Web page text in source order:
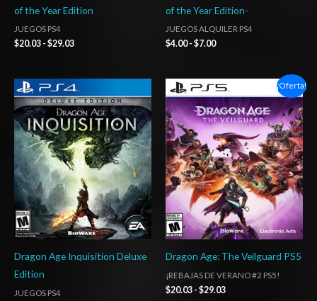
of the Year Edition
JUEGOS PS4
$20.03 - $29.03
of the Year Edition-
JUEGOS ALQUILER PS4
$4.00 - $7.00
Dragon Age Inquisition Deluxe
Edition
JUEGOS PS4
Rango
de
precios:
desde
$10.03
hasta
$15.03
¡Oferta!
Dragon Age: The Veilguard PS5
¡REBAJAS DE VERANO #2 PS5!
$20.03 - $29.03
Rango
de
precios:
desde
$20.03
hasta
$29.03